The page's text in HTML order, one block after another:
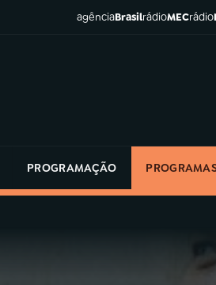
agênciaBrasilrádioMECrádio
PROGRAMAÇÃO